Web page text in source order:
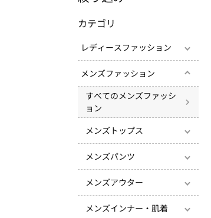
カテゴリ
レディースファッション
メンズファッション
すべてのメンズファッシ
ョン
メンズトップス
メンズパンツ
メンズアウター
メンズインナー・肌着